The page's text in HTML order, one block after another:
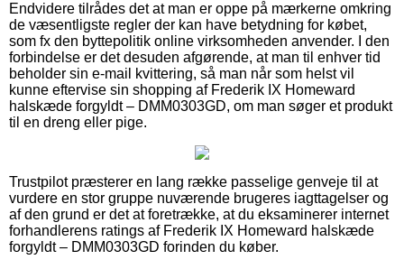
Endvidere tilrådes det at man er oppe på mærkerne omkring
de væsentligste regler der kan have betydning for købet,
som fx den byttepolitik online virksomheden anvender. I den
forbindelse er det desuden afgørende, at man til enhver tid
beholder sin e-mail kvittering, så man når som helst vil
kunne eftervise sin shopping af Frederik IX Homeward
halskæde forgyldt – DMM0303GD, om man søger et produkt
til en dreng eller pige.
Trustpilot præsterer en lang række passelige genveje til at
vurdere en stor gruppe nuværende brugeres iagttagelser og
af den grund er det at foretrække, at du eksaminerer internet
forhandlerens ratings af Frederik IX Homeward halskæde
forgyldt – DMM0303GD forinden du køber.